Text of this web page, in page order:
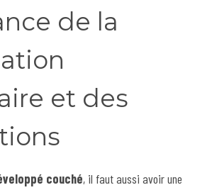
de la
et des
couché, il faut aussi avoir une